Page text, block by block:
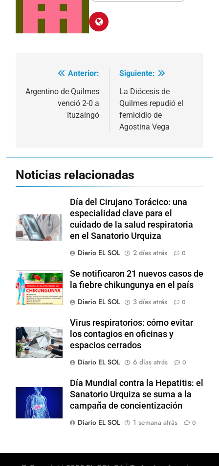
Navegación
de
entradas
Anterior:
Argentino de Quilmes
venció 2-0 a
Ituzaingó
Siguiente:
La Diócesis de
Quilmes repudió el
femicidio de
Agostina Vega
Noticias relacionadas
Día del Cirujano Torácico: una
especialidad clave para el
cuidado de la salud respiratoria
en el Sanatorio Urquiza
Diario EL SOL
2 días atrás 0
Se notificaron 21 nuevos casos de
la fiebre chikungunya en el país
Diario EL SOL
3 días atrás 0
Virus respiratorios: cómo evitar
los contagios en oficinas y
espacios cerrados
Diario EL SOL
6 días atrás 0
Día Mundial contra la Hepatitis: el
Sanatorio Urquiza se suma a la
campaña de concientización
Diario EL SOL
1 semana atrás 0